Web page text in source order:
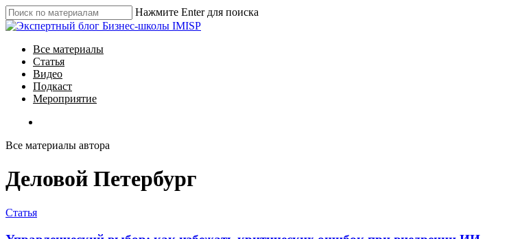
Skip
to
content
Нажмите Enter для поиска
Close
search
Menu
Все материалы
Статья
Видео
Подкаст
Мероприятие
Все материалы автора
Деловой Петербург
Статья